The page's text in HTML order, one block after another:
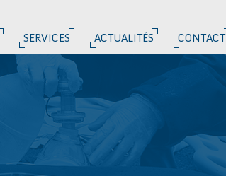
SERVICES ACTUALITÉS CONTACT